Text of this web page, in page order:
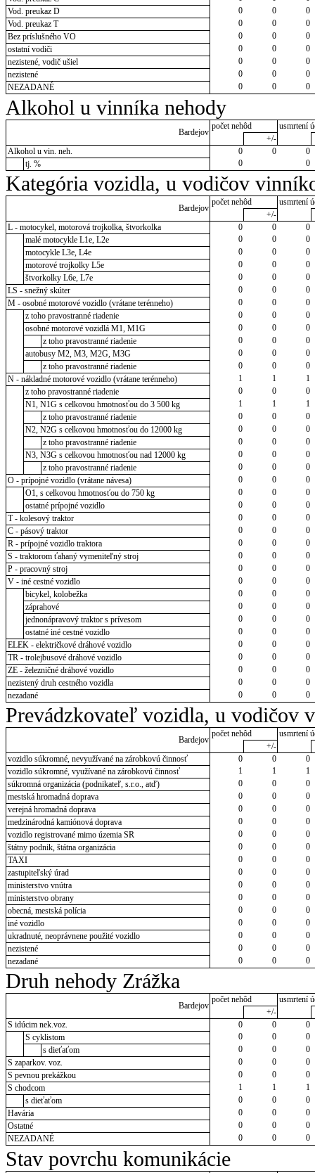
Vod. preukaz D
0 0
0
Vod. preukaz T
0 0
0
Bez príslušného VO
0 0
0
ostatní vodiči
0 0
0
nezistené, vodič ušiel
0 0
0
nezistené
0 0
0
NEZADANÉ
0 0 0
Alkohol u vinníka nehody
Bardejov
počet nehôd
usmrtení
+/-
Alkohol u vin. neh.
0 0
0
tj. %
0 0
Kategória vozidla, u vodičov
Bardejov
počet nehôd
usmrtení
+/-
L - motocykel, motorová trojkolka, štvorkolka
0 0
0
malé motocykle L1e, L2e
0 0
0
motocykle L3e, L4e
0 0
0
motorové trojkolky L5e
0 0
0
štvorkolky L6e, L7e
0 0
0
LS - snežný skúter
0 0
0
M - osobné motorové vozidlo (vrátane terénneho)
0 0
0
z toho pravostranné riadenie
0 0
0
osobné motorové vozidlá M1, M1G
0 0
0
z toho pravostranné riadenie
0 0
0
autobusy M2, M3, M2G, M3G
0 0
0
z toho pravostranné riadenie
0 0
0
N - nákladné motorové vozidlo (vrátane terénneho)
1 1
1
z toho pravostranné riadenie
0 0
0
N1, N1G s celkovou hmotnosťou do 3 500 kg
1 1
1
z toho pravostranné riadenie
0 0
0
N2, N2G s celkovou hmotnosťou do 12000 kg
0 0
0
z toho pravostranné riadenie
0 0
0
N3, N3G s celkovou hmotnosťou nad 12000 kg
0 0
0
z toho pravostranné riadenie
0 0
0
O - prípojné vozidlo (vrátane návesa)
0 0
0
O1, s celkovou hmotnosťou do 750 kg
0 0
0
ostatné prípojné vozidlo
0 0
0
T - kolesový traktor
0 0
0
C - pásový traktor
0 0
0
R - prípojné vozidlo traktora
0 0
0
S - traktorom ťahaný vymeniteľný stroj
0 0
0
P - pracovný stroj
0 0
0
V - iné cestné vozidlo
0 0
0
bicykel, kolobežka
0 0
0
záprahové
0 0
0
jednonápravový traktor s prívesom
0 0
0
ostatné iné cestné vozidlo
0 0
0
ELEK - električkové dráhové vozidlo
0 0
0
TR - trolejbusové dráhové vozidlo
0 0
0
ZE - železničné dráhové vozidlo
0 0
0
nezistený druh cestného vozidla
0 0
0
nezadané
0 0 0
Prevádzkovateľ vozidla, u vodičov
Bardejov
počet nehôd
usmrtení
+/-
vozidlo súkromné, nevyužívané na zárobkovú činnosť
0 0
0
vozidlo súkromné, využívané na zárobkovú činnosť
1 1
1
súkromná organizácia (podnikateľ, s.r.o., atď)
0 0
0
mestská hromadná doprava
0 0
0
verejná hromadná doprava
0 0
0
medzinárodná kamiónová doprava
0 0
0
vozidlo registrované mimo územia SR
0 0
0
štátny podnik, štátna organizácia
0 0
0
TAXI
0 0
0
zastupiteľský úrad
0 0
0
ministerstvo vnútra
0 0
0
ministerstvo obrany
0 0
0
obecná, mestská polícia
0 0
0
iné vozidlo
0 0
0
ukradnuté, neoprávnene použité vozidlo
0 0
0
nezistené
0 0
0
nezadané
0 0 0
Druh nehody Zrážka
Bardejov
počet nehôd
usmrtení
+/-
S idúcim nek.voz.
0 0
0
S cyklistom
0 0
0
s dieťaťom
0 0
0
S zaparkov. voz.
0 0
0
S pevnou prekážkou
0 0
0
S chodcom
1 1
1
s dieťaťom
0 0
0
Havária
0 0
0
Ostatné
0 0
0
NEZADANÉ
0 0 0
Stav povrchu komunikácie